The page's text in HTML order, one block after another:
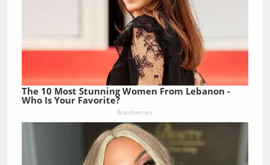
The 10 Most Stunning Women From Lebanon -
Who Is Your Favorite?
Brainberries